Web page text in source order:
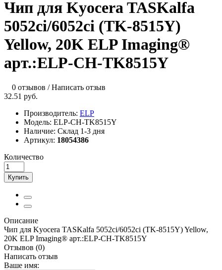
Чип для Kyocera TASKalfa
5052ci/6052ci (TK-8515Y)
Yellow, 20K ELP Imaging®
арт.:ELP-CH-TK8515Y
0 отзывов /Написать отзыв
32.51 руб.
Производитель: ELP
Модель: ELP-CH-TK8515Y
Наличие: Склад 1-3 дня
Артикул: 18054386
Количество
Купить
Описание
Чип для Kyocera TASKalfa 5052ci/6052ci (TK-8515Y) Yellow,
20K ELP Imaging® арт.:ELP-CH-TK8515Y
Отзывов (0)
Написать отзыв
Ваше имя: